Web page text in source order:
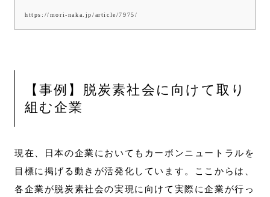
https://mori-naka.jp/article/7975/
【事例】脱炭素社会に向けて取り
組む企業
現在、日本の企業においてもカーボンニュートラルを
目標に掲げる動きが活発化しています。ここからは、
各企業が脱炭素社会の実現に向けて実際に企業が行っ